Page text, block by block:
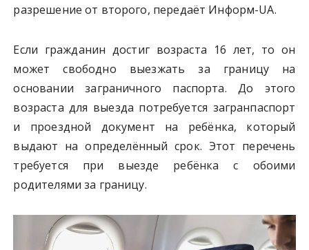
разрешение от второго, передаёт Информ-UA.
Если гражданин достиг возраста 16 лет, то он
может свободно выезжать за границу на
основании заграничного паспорта. До этого
возраста для выезда потребуется загранпаспорт
и проездной документ на ребёнка, который
выдают на определённый срок. Этот перечень
требуется при выезде ребёнка с обоими
родителями за границу.